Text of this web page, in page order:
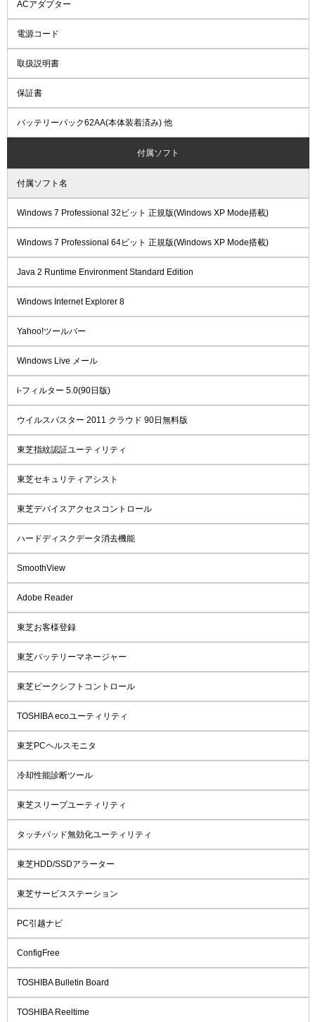
ACアダプター
電源コード
取扱説明書
保証書
バッテリーパック62AA(本体装着済み) 他
付属ソフト
付属ソフト名
Windows 7 Professional 32ビット 正規版(Windows XP Mode搭載)
Windows 7 Professional 64ビット 正規版(Windows XP Mode搭載)
Java 2 Runtime Environment Standard Edition
Windows Internet Explorer 8
Yahoo!ツールバー
Windows Live メール
i-フィルター 5.0(90日版)
ウイルスバスター 2011 クラウド 90日無料版
東芝指紋認証ユーティリティ
東芝セキュリティアシスト
東芝デバイスアクセスコントロール
ハードディスクデータ消去機能
SmoothView
Adobe Reader
東芝お客様登録
東芝バッテリーマネージャー
東芝ピークシフトコントロール
TOSHIBA ecoユーティリティ
東芝PCヘルスモニタ
冷却性能診断ツール
東芝スリープユーティリティ
タッチパッド無効化ユーティリティ
東芝HDD/SSDアラーター
東芝サービスステーション
PC引越ナビ
ConfigFree
TOSHIBA Bulletin Board
TOSHIBA Reeltime